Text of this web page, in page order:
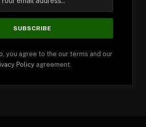
you agree to the our terms and our
Policy agreement.